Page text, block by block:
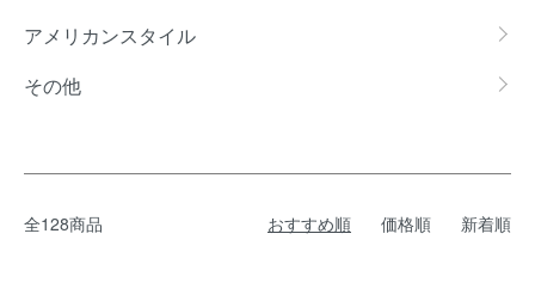
アメリカンスタイル
その他
全128商品 おすすめ順 価格順 新着順